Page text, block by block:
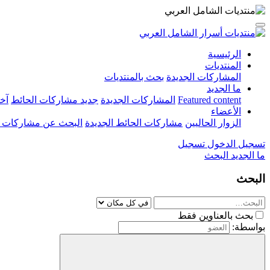
الرئيسية
المنتديات
المشاركات الجديدة بحث بالمنتديات
ما الجديد
Featured content المشاركات الجديدة جديد مشاركات الحائط
الأعضاء
الزوار الحاليين مشاركات الحائط الجديدة البحث عن
تسجيل الدخول تسجيل
ما الجديد البحث
البحث
بحث بالعناوين فقط
بواسطة: